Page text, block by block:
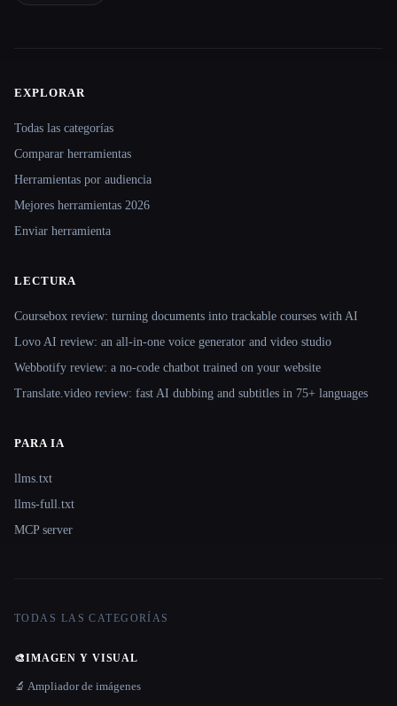
Site navigation
EXPLORAR
Todas las categorías
Comparar herramientas
Herramientas por audiencia
Mejores herramientas 2026
Enviar herramienta
LECTURA
Coursebox review: turning documents into trackable courses with AI
Lovo AI review: an all-in-one voice generator and video studio
Webbotify review: a no-code chatbot trained on your website
Translate.video review: fast AI dubbing and subtitles in 75+ languages
PARA IA
llms.txt
llms-full.txt
MCP server
TODAS LAS CATEGORÍAS
🎨IMAGEN Y VISUAL
🔬 Ampliador de imágenes